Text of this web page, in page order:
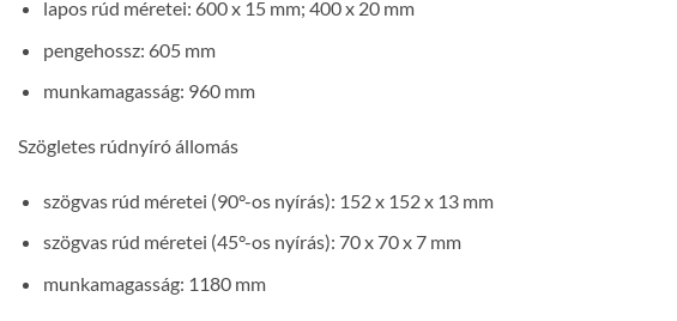
lapos rúd méretei: 600 x 15 mm; 400 x 20 mm
pengehossz: 605 mm
munkamagasság: 960 mm
Szögletes rúdnyíró állomás
szögvas rúd méretei (90°-os nyírás): 152 x 152 x 13 mm
szögvas rúd méretei (45°-os nyírás): 70 x 70 x 7 mm
munkamagasság: 1180 mm